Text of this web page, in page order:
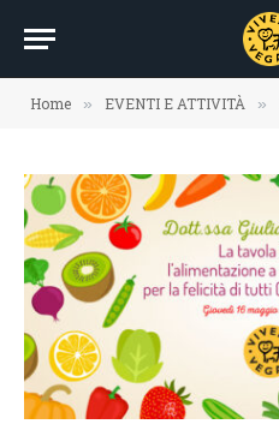
Home » EVENTI E ATTIVITÀ »